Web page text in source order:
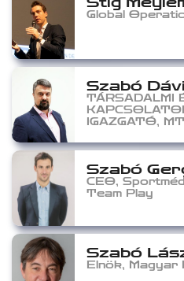
Global
Szabó
TÁRSADALMI
IGAZGATÓ,
Szabó
CEO,
Team Play
Szabó
Elnök, Magyar